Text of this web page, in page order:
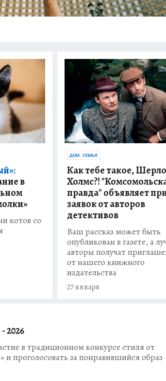
в
котов со
ДОМ. СЕМЬЯ
Как тебе такое,
Холмс?!
правда" объявляет
заявок от авторов
детективов
Ваш рассказ может быть
опубликован в газете, а
авторы получат
от нашего книжного
издательства
27 января
2026
в традиционном конкурсе стиля от
проголосовать за понравившийся образ